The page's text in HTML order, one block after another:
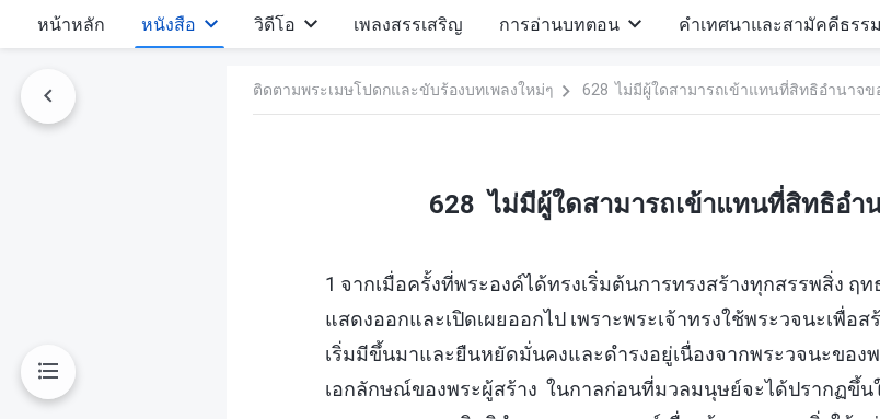
หน้าหลัก หนังสือ วิดีโอ เพลงสรรเสริญ การอ่านบทตอน คำเทศนาและสามัคคีธรรม
ติดตามพระเมษโปดกและขับร้องบทเพลงใหม่ๆ 628 ไม่มีผู้ใดสามารถเข้าแทนที่สิทธิอำนาจข
628 ไม่มีผู้ใดสามารถเข้าแทนที่สิทธิอำ
1 จากเมื่อครั้งที่พระองค์ได้ทรงเริ่มต้นการทรงสร้างทุกสรรพสิ่ง ฤ
แสดงออกและเปิดเผยออกไป เพราะพระเจ้าทรงใช้พระวจนะเพื่อ
เริ่มมีขึ้นมาและยืนหยัดมั่นคงและดำรงอยู่เนื่องจากพระวจนะของ
เอกลักษณ์ของพระผู้สร้าง ในกาลก่อนที่มวลมนุษย์จะได้ปรากฏขึ้น